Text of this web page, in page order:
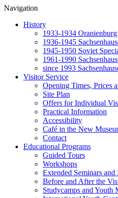
Navigation
History
1933-1934
1936-1945
1945-1950 Soviet
1961-1990
since 1993
Visitor Service
Opening Times, Prices
Site Plan
Offers for Individual
Practical Information
Accessibility
Café in the New
Contact
Educational Programs
Guided Tours
Workshops
Extended Seminars and
Before and After the
Studycamps and Youth